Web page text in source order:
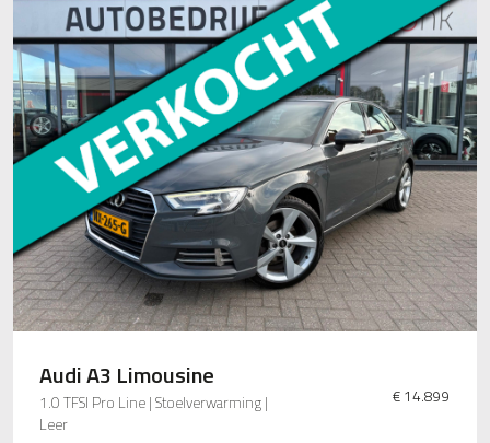
Audi A3 Limousine
1.0 TFSI Pro Line | Stoelverwarming |
Leer
€ 14.899